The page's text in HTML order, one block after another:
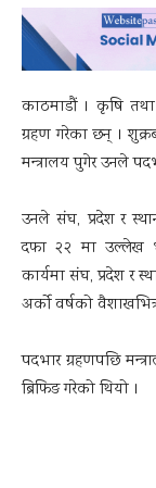
काठमाडौं । कृषि
ग्रहण गरेका छन् ।
मन्त्रालय पुगेर उनले
उनले संघ, प्रदेश र
दफा २२ मा उल्लेख
कार्यमा संघ, प्रदेश र
अर्को वर्षको
पदभार ग्रहणपछि
ब्रिफिङ गरेको थियो ।